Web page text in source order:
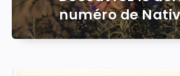
numéro de